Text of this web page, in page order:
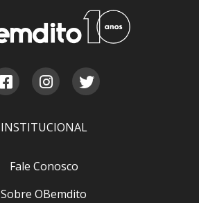
INSTITUCIONAL
Fale Conosco
Sobre OBemdito